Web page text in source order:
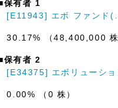
保有者 1
[E11943] エボ ファンド
30.17% （48,400,000
保有者 2
[E34375] エボリューショ
0.00% （0 株）